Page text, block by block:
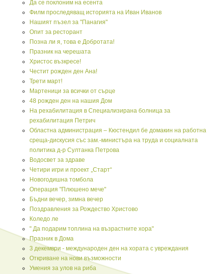
Да се поклоним на есента
Филм проследяващ историята на Иван Иванов
Нашият пъзел за "Панагия"
Опит за ресторант
Позна ли я, това е Добротата!
Празник на черешата
Христос възкресе!
Честит рожден ден Ана!
Трети март!
Мартеници за всички от сърце
48 рожден ден на нашия Дом
На рехабилитация в Специализирана болница за
рехабилитация Петрич
Областна администрация – Кюстендил бе домакин на работна
среща-дискусия със зам.-министъра на труда и социалната
политика д-р Султанка Петрова
Водосвет за здраве
Четири игри и проект „Старт“
Новогодишна томбола
Операция "Плюшено мече"
Бъдни вечер, зимна вечер
Поздравления за Рождество Христово
Коледо ле
" Да подарим топлина на възрастните хора"
Празник в Дома
3 декември - международен ден на хората с увреждания
Откриване на нови възможности
Умения за улов на риба